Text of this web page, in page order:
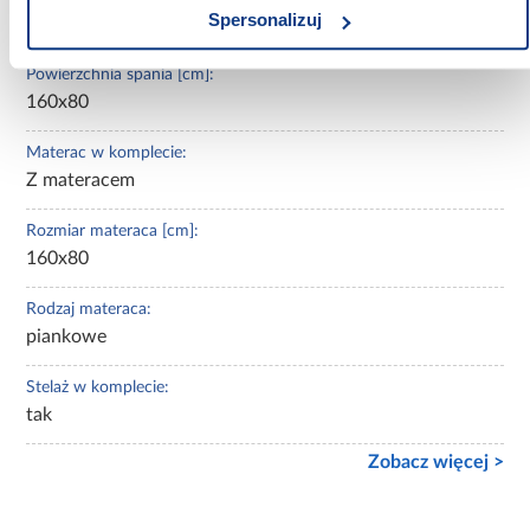
Spersonalizuj
Powierzchnia spania [cm]:
160x80
Materac w komplecie:
Z materacem
Rozmiar materaca [cm]:
160x80
Rodzaj materaca:
piankowe
Stelaż w komplecie:
tak
Zobacz więcej >